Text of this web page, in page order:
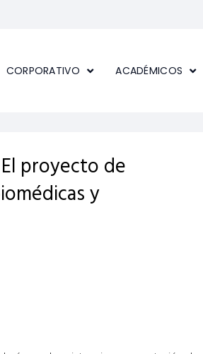
CORPORATIVO ACADÉMICOS
proyecto de
y